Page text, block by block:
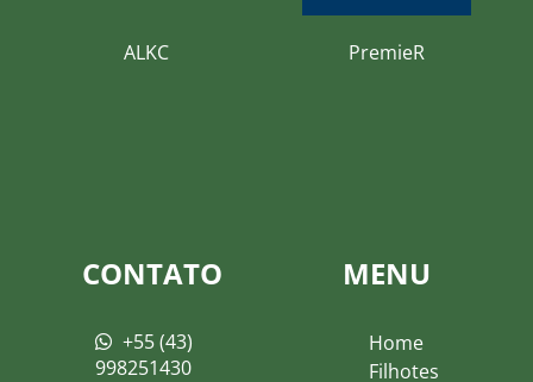
ALKC PremieR
CONTATO
+55 (43)
998251430
MENU
Home
Filhotes